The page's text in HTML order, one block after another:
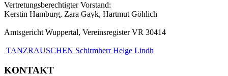
Vertretungsberechtigter Vorstand:
Kerstin Hamburg, Zara Gayk, Hartmut Göhlich
Amtsgericht Wuppertal, Vereinsregister VR 30414
TANZRAUSCHEN Schirmherr Helge Lindh
KONTAKT